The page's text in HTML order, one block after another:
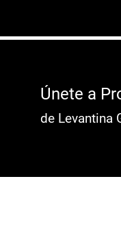
Únete a
de Levantina